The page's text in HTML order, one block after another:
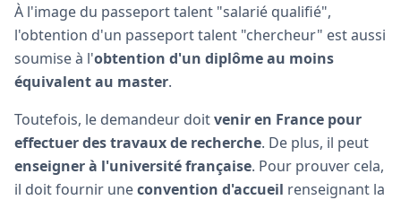
À l'image du passeport talent "salarié qualifié",
l'obtention d'un passeport talent "chercheur" est aussi
soumise à l'obtention d'un diplôme au moins
équivalent au master.
Toutefois, le demandeur doitvenir en France pour
effectuer des travaux de recherche. De plus, il peut
enseigner à l'université française. Pour prouver cela,
il doit fournir uneconvention d'accueil renseignant la